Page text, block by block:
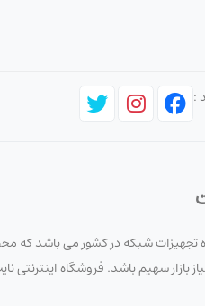
:
تجهیزات شبکه در کشور می باشد که
نیاز بازار سهیم باشد. فروشگاه